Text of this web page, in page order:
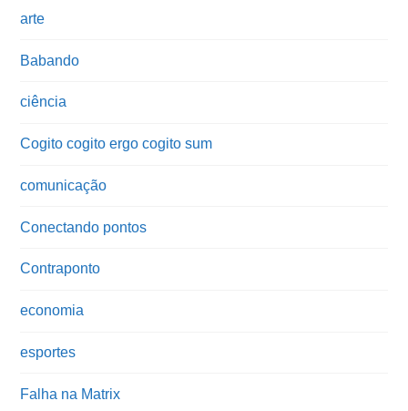
arte
Babando
ciência
Cogito cogito ergo cogito sum
comunicação
Conectando pontos
Contraponto
economia
esportes
Falha na Matrix